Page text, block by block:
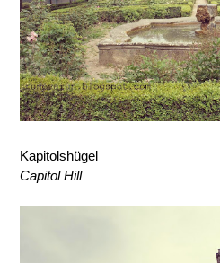
Kapitolshügel
Capitol Hill